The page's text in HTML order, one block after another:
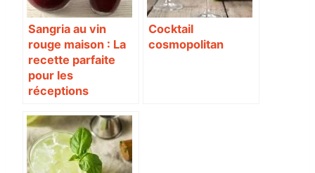
Sangria au vin
rouge maison : La
recette parfaite
pour les
réceptions
Cocktail
cosmopolitan